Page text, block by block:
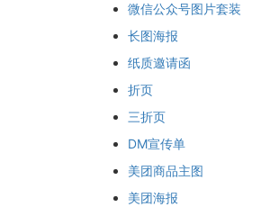
微信公众号图片套装
长图海报
纸质邀请函
折页
三折页
DM宣传单
美团商品主图
美团海报